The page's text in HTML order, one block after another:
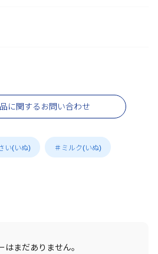
に関するお問い合わせ
い(いぬ) ＃ミルク(いぬ)
はまだありません。